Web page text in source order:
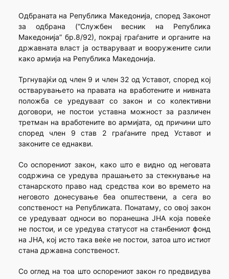
Одбраната на Република Македонија, според Законот
за одбрана (“Службен весник на Република
Македонија” бр.8/92), покрај граѓаните и органите на
државната власт ја остваруваат и вооружените сили
како армија на Република Македонија.
Тргнувајќи од член 9 и член 32 од Уставот, според кој
остварувањето на правата на вработените и нивната
положба се уредуваат со закон и со колективни
договори, не постои уставна можност за различен
третман на вработените во армијата, од причини што
според член 9 став 2 граѓаните пред Уставот и
законите се еднакви.
Со оспорениот закон, како што е видно од неговата
содржина се уредува прашањето за стекнување на
станарското право над средства кои во времето на
неговото донесување беа општествени, а сега во
сопственост на Републиката. Понатаму, со овој закон
се уредуваат односи во поранешна ЈНА која повеќе
не постои, и се уредува статусот на станбениот фонд
на ЈНА, кој исто така веќе не постои, затоа што истиот
стана државна сопственост.
Со оглед на тоа што оспорениот закон го предвидува